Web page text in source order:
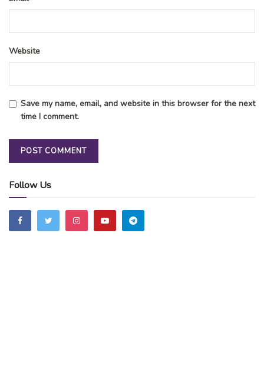
Website
Save my name, email, and website in this browser for the next
time I comment.
Follow Us